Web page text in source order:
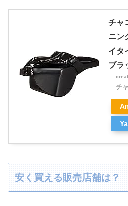
チャ
ニン
イタ
ブラ
チ
安く買える販売店舗は？